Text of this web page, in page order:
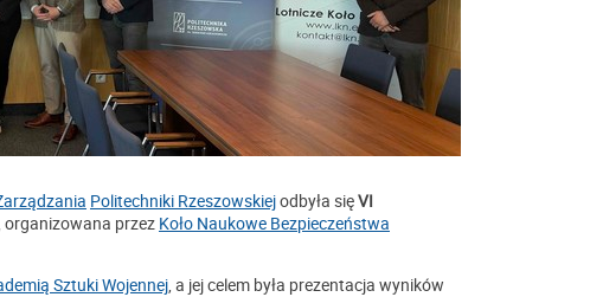
Politechniki Rzeszowskiejodbyła sięVI
organizowana przez Koło Naukowe Bezpieczeństwa
Sztuki Wojennej, a jej celem była prezentacja wyników